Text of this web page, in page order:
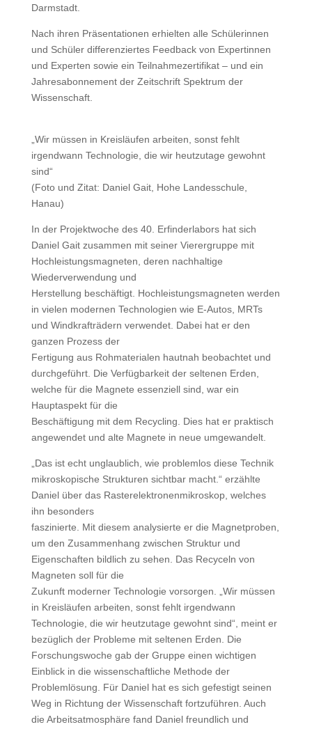
Darmstadt.
Nach ihren Präsentationen erhielten alle Schülerinnen
und Schüler differenziertes Feedback von Expertinnen
und Experten sowie ein Teilnahmezertifikat – und ein
Jahresabonnement der Zeitschrift Spektrum der
Wissenschaft.
„Wir müssen in Kreisläufen arbeiten, sonst fehlt
irgendwann Technologie, die wir heutzutage gewohnt
sind“
(Foto und Zitat: Daniel Gait, Hohe Landesschule,
Hanau)
In der Projektwoche des 40. Erfinderlabors hat sich
Daniel Gait zusammen mit seiner Vierergruppe mit
Hochleistungsmagneten, deren nachhaltige
Wiederverwendung und
Herstellung beschäftigt. Hochleistungsmagneten werden
in vielen modernen Technologien wie E-Autos, MRTs
und Windkrafträdern verwendet. Dabei hat er den
ganzen Prozess der
Fertigung aus Rohmaterialen hautnah beobachtet und
durchgeführt. Die Verfügbarkeit der seltenen Erden,
welche für die Magnete essenziell sind, war ein
Hauptaspekt für die
Beschäftigung mit dem Recycling. Dies hat er praktisch
angewendet und alte Magnete in neue umgewandelt.
„Das ist echt unglaublich, wie problemlos diese Technik
mikroskopische Strukturen sichtbar macht.“ erzählte
Daniel über das Rasterelektronenmikroskop, welches
ihn besonders
faszinierte. Mit diesem analysierte er die Magnetproben,
um den Zusammenhang zwischen Struktur und
Eigenschaften bildlich zu sehen. Das Recyceln von
Magneten soll für die
Zukunft moderner Technologie vorsorgen. „Wir müssen
in Kreisläufen arbeiten, sonst fehlt irgendwann
Technologie, die wir heutzutage gewohnt sind“, meint er
bezüglich der Probleme mit seltenen Erden. Die
Forschungswoche gab der Gruppe einen wichtigen
Einblick in die wissenschaftliche Methode der
Problemlösung. Für Daniel hat es sich gefestigt seinen
Weg in Richtung der Wissenschaft fortzuführen. Auch
die Arbeitsatmosphäre fand Daniel freundlich und